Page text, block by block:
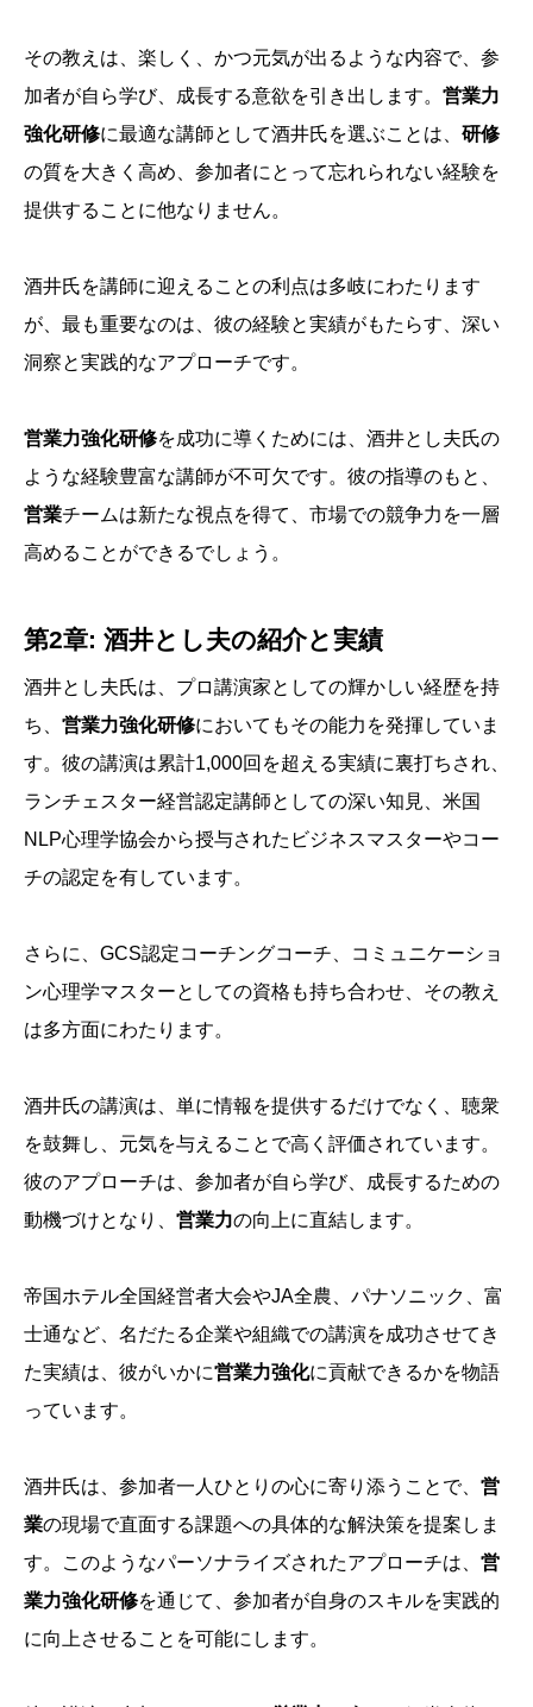
その教えは、楽しく、かつ元気が出るような内容で、参
加者が自ら学び、成長する意欲を引き出します。 営業力
強化研修に最適な講師として酒井氏を選ぶことは、 研修
の質を大きく高め、参加者にとって忘れられない経験を
提供することに他なりません。
酒井氏を講師に迎えることの利点は多岐にわたります
が、最も重要なのは、彼の経験と実績がもたらす、深い
洞察と実践的なアプローチです。
営業力強化研修を成功に導くためには、酒井とし夫氏の
ような経験豊富な講師が不可欠です。彼の指導のもと、
営業チームは新たな視点を得て、市場での競争力を一層
高めることができるでしょう。
第2章: 酒井とし夫の紹介と実績
酒井とし夫氏は、プロ講演家としての輝かしい経歴を持
ち、 営業力強化研修においてもその能力を発揮していま
す。彼の講演は累計1,000回を超える実績に裏打ちされ、
ランチェスター経営認定講師としての深い知見、米国
NLP心理学協会から授与されたビジネスマスターやコー
チの認定を有しています。
さらに、GCS認定コーチングコーチ、コミュニケーショ
ン心理学マスターとしての資格も持ち合わせ、その教え
は多方面にわたります。
酒井氏の講演は、単に情報を提供するだけでなく、聴衆
を鼓舞し、元気を与えることで高く評価されています。
彼のアプローチは、参加者が自ら学び、成長するための
動機づけとなり、 営業力の向上に直結します。
帝国ホテル全国経営者大会やJA全農、パナソニック、富
士通など、名だたる企業や組織での講演を成功させてき
た実績は、彼がいかに営業力強化に貢献できるかを物語
っています。
酒井氏は、参加者一人ひとりの心に寄り添うことで、 営
業の現場で直面する課題への具体的な解決策を提案しま
す。このようなパーソナライズされたアプローチは、 営
業力強化研修を通じて、参加者が自身のスキルを実践的
に向上させることを可能にします。